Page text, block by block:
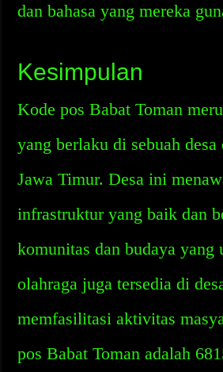
dan bahasa yang mereka
Kesimpulan
Kode pos Babat Toman
yang berlaku di sebuah
Jawa Timur. Desa ini
infrastruktur yang baik dan
komunitas dan budaya yang
olahraga juga tersedia di
memfasilitasi aktivitas
pos Babat Toman adalah